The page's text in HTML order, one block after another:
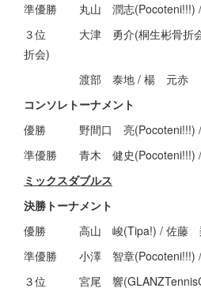
準優勝 丸山 潤志(Pocoteni!!!)
３位 大津 勇介(桐生彬骨折会
折会)
渡部 泰地 / 楊 元赤
コンソレトーナメント
優勝 野間口 亮(Pocoteni!!!)
準優勝 青木 健史(Pocoteni!!!) /
ミックスダブルス
決勝トーナメント
優勝 高山 峻(Tipa!) / 佐藤
準優勝 小澤 智章(Pocoteni!!!)
３位 宮尾 響